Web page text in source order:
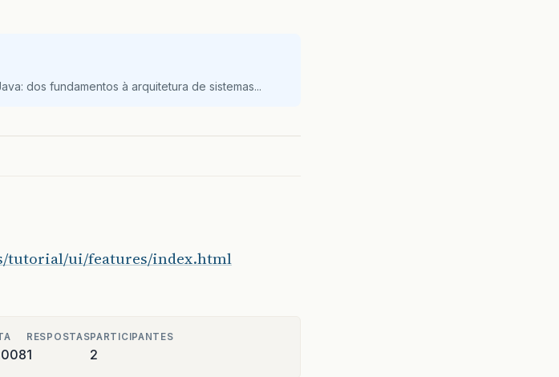
dos fundamentos à arquitetura de sistemas...
tutorial/ui/features/index.html
RESPOSTAS
1
PARTICIPANTES
2